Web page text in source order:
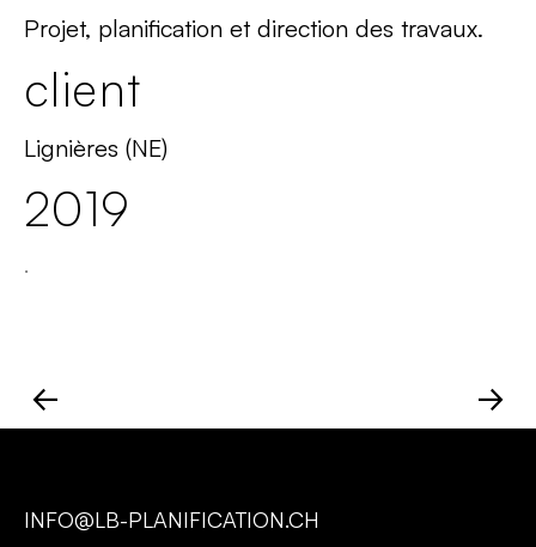
Projet, planification et direction des travaux.
client
Lignières (NE)
2019
.
← →
INFO@LB-PLANIFICATION.CH